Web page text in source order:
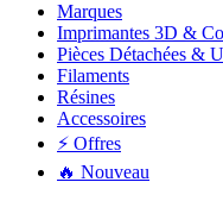
Marques
Imprimantes 3D & Co
Pièces Détachées &
Filaments
Résines
Accessoires
⚡ Offres
🔥 Nouveau